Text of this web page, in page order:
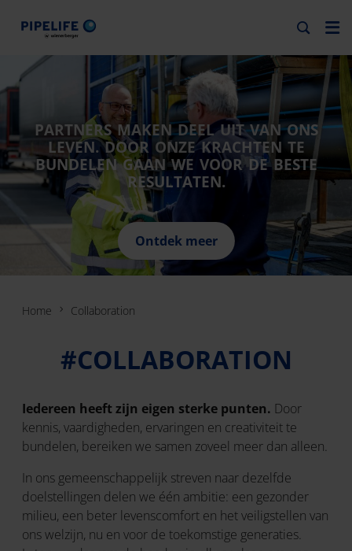
PARTNERS MAKEN DEEL UIT VAN ONS
LEVEN. DOOR ONZE KRACHTEN TE
BUNDELEN GAAN WE VOOR DE BESTE
RESULTATEN.
Ontdek meer
Home Collaboration
#COLLABORATION
Iedereen heeft zijn eigen sterke punten. Door
kennis, vaardigheden, ervaringen en creativiteit te
bundelen, bereiken we samen zoveel meer dan alleen.
In ons gemeenschappelijk streven naar dezelfde
doelstellingen delen we één ambitie: een gezonder
milieu, een beter levenscomfort en het veiligstellen van
ons welzijn, nu en voor de toekomstige generaties.